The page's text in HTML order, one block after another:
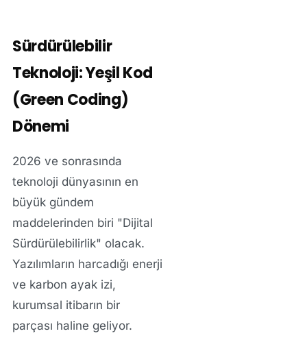
Sürdürülebilir
Teknoloji: Yeşil Kod
(Green Coding)
Dönemi
2026 ve sonrasında
teknoloji dünyasının en
büyük gündem
maddelerinden biri "Dijital
Sürdürülebilirlik" olacak.
Yazılımların harcadığı enerji
ve karbon ayak izi,
kurumsal itibarın bir
parçası haline geliyor.